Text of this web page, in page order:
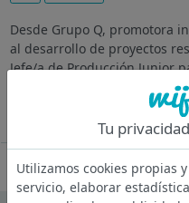
Desde Grupo Q, promotora
al desarrollo de proyectos
Jefe/a de Producción Junior
(Zona del Aljarafe)
Tu
Utilizamos cookies propias
servicio, elaborar